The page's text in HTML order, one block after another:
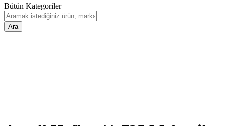
Bütün Kategoriler
Ara